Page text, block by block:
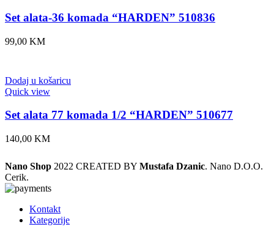
Set alata-36 komada “HARDEN” 510836
99,00 KM
Dodaj u košaricu
Quick view
Set alata 77 komada 1/2 “HARDEN” 510677
140,00 KM
Nano Shop 2022 CREATED BY Mustafa Dzanic. Nano D.O.O.
Cerik.
Kontakt
Kategorije